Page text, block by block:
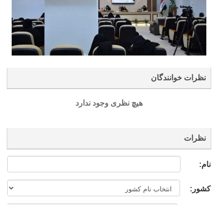
نظرات خوانندگان
هیچ نظری وجود ندارد
نظرات
نام:
کشور: